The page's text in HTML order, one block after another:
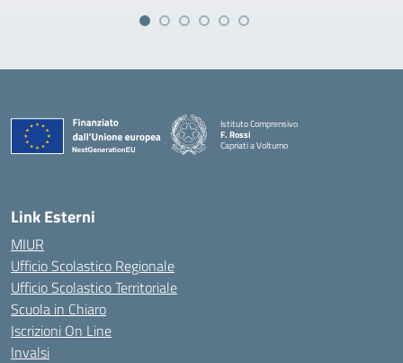
Istituto Comprensivo
F. Rossi
Capriati a Volturno
— Visita la pagina iniziale della scuola
Link Esterni
MIUR
Ufficio Scolastico Regionale
Ufficio Scolastico Territoriale
Scuola in Chiaro
Iscrizioni On Line
Invalsi